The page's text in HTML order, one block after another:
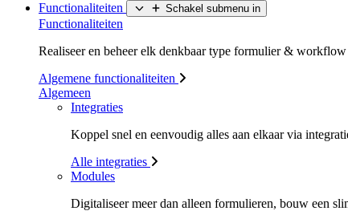
Functionaliteiten
Schakel submenu in
Functionaliteiten
Realiseer en beheer elk denkbaar type formulier &
Algemene functionaliteiten
Algemeen
Integraties
Koppel snel en eenvoudig alles aan elkaar via
Alle integraties
Modules
Digitaliseer meer dan alleen formulieren, bouw een